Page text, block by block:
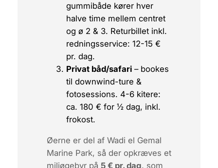
gummibåde kører hver
halve time mellem centret
og ø 2 & 3. Returbillet inkl.
redningsservice: 12-15 €
pr. dag.
Privat båd/safari– bookes
til downwind-ture &
fotosessions. 4-6 kitere:
ca. 180 € for ½ dag, inkl.
frokost.
Øerne er del af Wadi el Gemal
Marine Park, så der opkræves et
miljøgebyr på 5 € pr. dag, som